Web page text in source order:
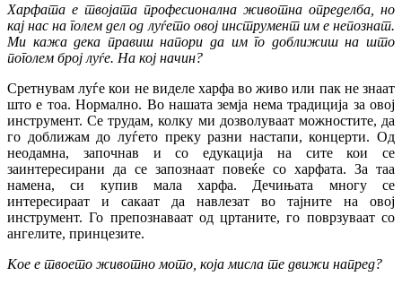
Харфата е твојата професионална животна определба, но
кај нас на голем дел од луѓето овој инструмент им е непознат.
Ми кажа дека правиш напори да им го доближиш на што
поголем број луѓе. На кој начин?
Сретнувам луѓе кои не виделе харфа во живо или пак не знаат
што е тоа. Нормално. Во нашата земја нема традиција за овој
инструмент. Се трудам, колку ми дозволуваат можностите, да
го доближам до луѓето преку разни настапи, концерти. Од
неодамна, започнав и со едукација на сите кои се
заинтересирани да се запознаат повеќе со харфата. За таа
намена, си купив мала харфа. Дечињата многу се
интересираат и сакаат да навлезат во тајните на овој
инструмент. Го препознаваат од цртаните, го поврзуваат со
ангелите, принцезите.
Кое е твоето животно мото, која мисла те движи напред?